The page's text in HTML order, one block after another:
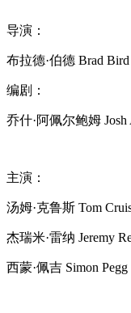
导演：
布拉德·伯德 Brad Bird
编剧：
乔什·阿佩尔鲍姆
主演：
汤姆·克鲁斯 Tom
杰瑞米·雷纳 Jeremy
西蒙·佩吉 Simon